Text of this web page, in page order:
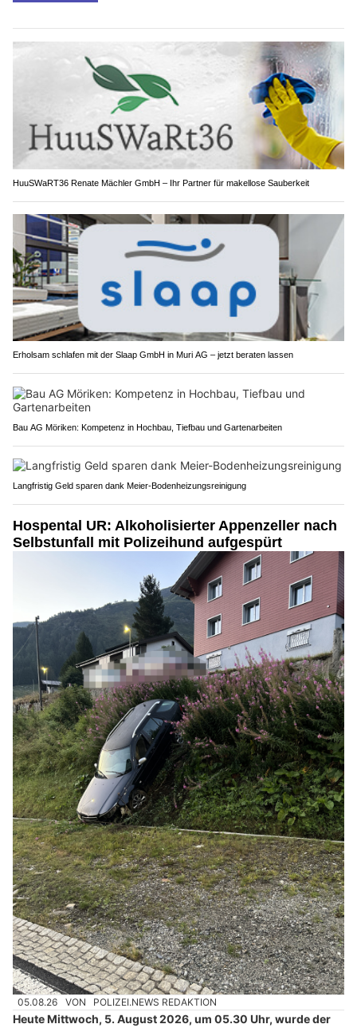
HuuSWaRT36 Renate Mächler GmbH – Ihr Partner für makellose Sauberkeit
Erholsam schlafen mit der Slaap GmbH in Muri AG – jetzt beraten lassen
Bau AG Möriken: Kompetenz in Hochbau, Tiefbau und Gartenarbeiten
Langfristig Geld sparen dank Meier-Bodenheizungsreinigung
Hospental UR: Alkoholisierter Appenzeller nach
Selbstunfall mit Polizeihund aufgespürt
05.08.26 VON POLIZEI.NEWS REDAKTION
Heute Mittwoch, 5. August 2026, um 05.30 Uhr, wurde der